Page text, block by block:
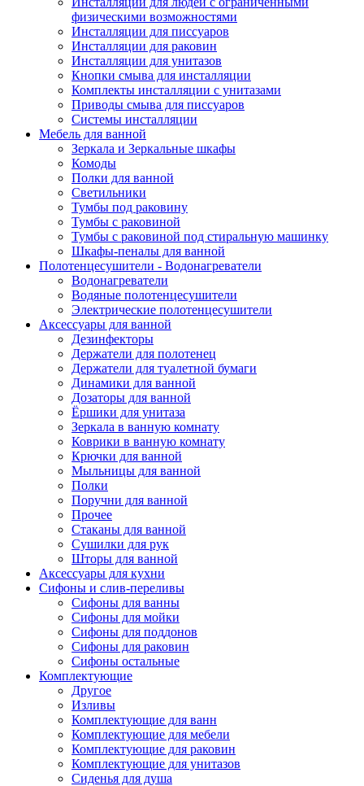
физическими возможностями
Инсталляции для писсуаров
Инсталляции для раковин
Инсталляции для унитазов
Кнопки смыва для инсталляции
Комплекты инсталляции с унитазами
Приводы смыва для писсуаров
Системы инсталляции
Мебель для ванной
Зеркала и Зеркальные шкафы
Комоды
Полки для ванной
Светильники
Тумбы под раковину
Тумбы с раковиной
Тумбы с раковиной под стиральную машинку
Шкафы-пеналы для ванной
Полотенцесушители - Водонагреватели
Водонагреватели
Водяные полотенцесушители
Электрические полотенцесушители
Аксессуары для ванной
Дезинфекторы
Держатели для полотенец
Держатели для туалетной бумаги
Динамики для ванной
Дозаторы для ванной
Ёршики для унитаза
Зеркала в ванную комнату
Коврики в ванную комнату
Крючки для ванной
Мыльницы для ванной
Полки
Поручни для ванной
Прочее
Стаканы для ванной
Сушилки для рук
Шторы для ванной
Аксессуары для кухни
Сифоны и слив-переливы
Сифоны для ванны
Сифоны для мойки
Сифоны для поддонов
Сифоны для раковин
Сифоны остальные
Комплектующие
Другое
Изливы
Комплектующие для ванн
Комплектующие для мебели
Комплектующие для раковин
Комплектующие для унитазов
Сиденья для душа